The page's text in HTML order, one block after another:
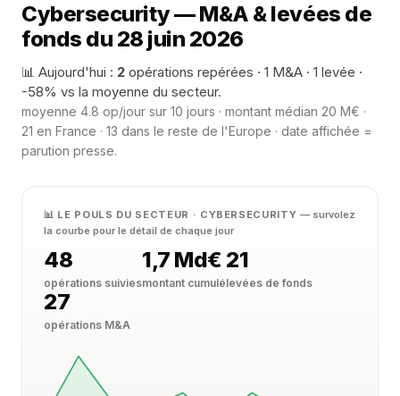
Cybersecurity — M&A & levées de
fonds du 28 juin 2026
📊 Aujourd'hui : 2 opérations repérées · 1 M&A · 1 levée ·
-58% vs la moyenne du secteur.
moyenne 4.8 op/jour sur 10 jours · montant médian 20 M€ ·
21 en France · 13 dans le reste de l'Europe · date affichée =
parution presse.
📊 LE POULS DU SECTEUR · CYBERSECURITY— survolez
la courbe pour le détail de chaque jour
48
opérations suivies
1,7 Md€
montant cumulé
21
levées de fonds
27
opérations M&A